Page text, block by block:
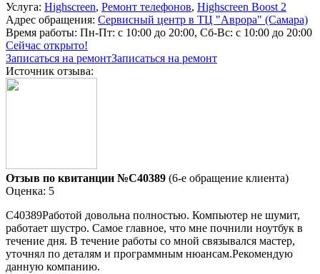
Услуга: Highscreen, Ремонт телефонов, Highscreen Boost 2
Адрес обращения: Сервисный центр в ТЦ "Аврора" (Самара)
Время работы: Пн-Пт: с 10:00 до 20:00, Сб-Вс: с 10:00 до 20:00
Сейчас открыто!
Записаться на ремонтЗаписаться на ремонт
Источник отзыва:
Отзыв по квитанции №C40389 (6-е обращение клиента)
Оценка: 5
C40389Работой довольна полностью. Компьютер не шумит,
работает шустро. Самое главное, что мне почнили ноутбук в
течение дня. В течение работы со мной связывался мастер,
уточнял по деталям и программным нюансам.Рекомендую
данную компанию.